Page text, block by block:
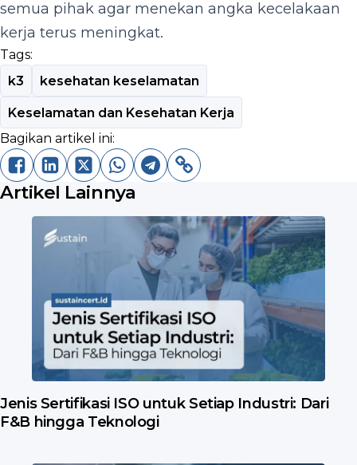
semua pihak agar menekan angka kecelakaan
kerja terus meningkat.
Tags:
k3
kesehatan keselamatan
Keselamatan dan Kesehatan Kerja
Bagikan artikel ini:
Artikel Lainnya
Jenis Sertifikasi ISO untuk Setiap Industri: Dari
F&B hingga Teknologi